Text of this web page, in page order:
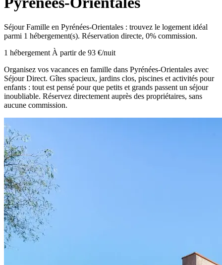
Séjour Famille en Pyrénées-Orientales : trouvez le logement idéal
parmi 1 hébergement(s). Réservation directe, 0% commission.
1 hébergement À partir de 93 €/nuit
Organisez vos vacances en famille dans Pyrénées-Orientales avec
Séjour Direct. Gîtes spacieux, jardins clos, piscines et activités pour
enfants : tout est pensé pour que petits et grands passent un séjour
inoubliable. Réservez directement auprès des propriétaires, sans
aucune commission.